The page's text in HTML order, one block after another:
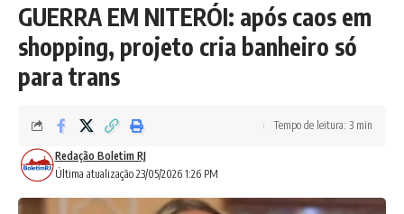
GUERRA EM NITERÓI: após caos em
shopping, projeto cria banheiro só
para trans
Última atualização 23/05/2026 1:26 PM
Redação Boletim RJ
Tempo de leitura: 3 min